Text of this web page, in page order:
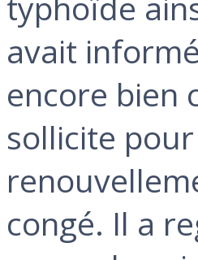
avait
encore bien
sollicite
congé. Il a